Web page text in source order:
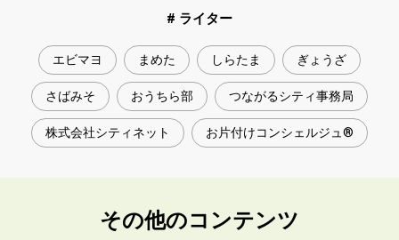
# ライター
エビマヨ まめた しらたま ぎょうざ
さばみそ おうちら部 つながるシティ事務局
株式会社シティネット お片付けコンシェルジュ®
その他のコンテンツ